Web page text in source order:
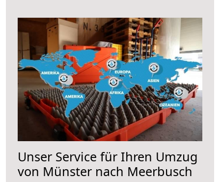
Unser Service für Ihren Umzug
von Münster nach Meerbusch